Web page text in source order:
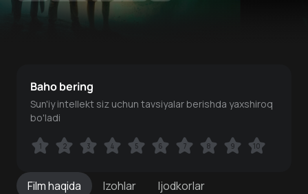
Filmhaqida Izohlar Ijodkorlar
Baho bering
Sun'iy intellekt siz uchun tavsiyalar berishda yaxshiroq
bo'ladi
1 2 3 4 5 6 7 8 9 10
1 2 3 4 5 6 7 8 9 10